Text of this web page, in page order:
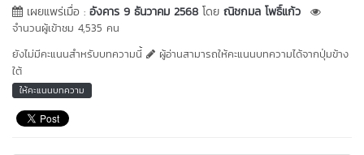
เผยแพร่เมื่อ : อังคาร 9 ธันวาคม 2568 โดย ณิชกมล โพธิ์แก้ว
จำนวนผู้เข้าชม 4,535 คน
ยังไม่มีคะแนนสำหรับบทความนี้
ผู้อ่านสามารถให้คะแนนบทความได้จากปุ่มข้าง
ใต้
ให้คะแนนบทความ